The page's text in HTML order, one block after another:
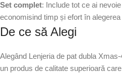
Set complet: Include tot ce ai
economisind timp și efort în
De ce să Alegi
Alegând Lenjeria de pat dubla
un produs de calitate superioară